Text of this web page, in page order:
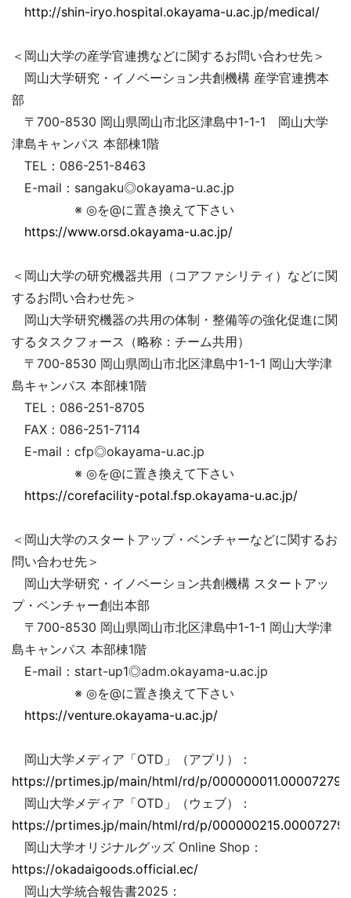
http://shin-iryo.hospital.okayama-u.ac.jp/medical/
＜岡山大学の産学官連携などに関するお問い合わせ先＞
岡山大学研究・イノベーション共創機構 産学官連携本
部
〒700-8530 岡山県岡山市北区津島中1-1-1 岡山大学
津島キャンパス 本部棟1階
TEL：086-251-8463
E-mail：sangaku◎okayama-u.ac.jp
※ ◎を@に置き換えて下さい
https://www.orsd.okayama-u.ac.jp/
＜岡山大学の研究機器共用（コアファシリティ）などに関
するお問い合わせ先＞
岡山大学研究機器の共用の体制・整備等の強化促進に関
するタスクフォース（略称：チーム共用）
〒700-8530 岡山県岡山市北区津島中1-1-1 岡山大学津
島キャンパス 本部棟1階
TEL：086-251-8705
FAX：086-251-7114
E-mail：cfp◎okayama-u.ac.jp
※ ◎を@に置き換えて下さい
https://corefacility-potal.fsp.okayama-u.ac.jp/
＜岡山大学のスタートアップ・ベンチャーなどに関するお
問い合わせ先＞
岡山大学研究・イノベーション共創機構 スタートアッ
プ・ベンチャー創出本部
〒700-8530 岡山県岡山市北区津島中1-1-1 岡山大学津
島キャンパス 本部棟1階
E-mail：start-up1◎adm.okayama-u.ac.jp
※ ◎を@に置き換えて下さい
https://venture.okayama-u.ac.jp/
岡山大学メディア「OTD」（アプリ）：
https://prtimes.jp/main/html/rd/p/
岡山大学メディア「OTD」（ウェブ）：
https://prtimes.jp/main/html/rd/p/
岡山大学オリジナルグッズ Online Shop：
https://okadaigoods.official.ec/
岡山大学統合報告書2025：